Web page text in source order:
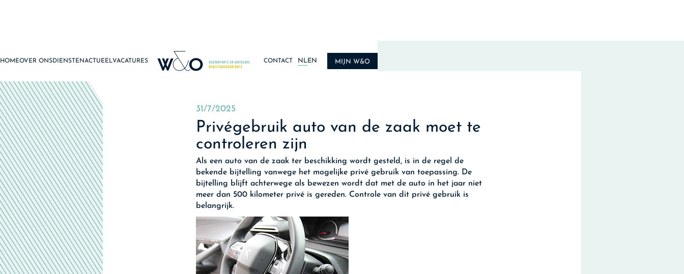
HOMEOVER ONSDIENSTENACTUEELVACATURES CONTACT NL EN MIJN W&O
31/7/2025
Privégebruik auto van de zaak moet te
controleren zijn
Als een auto van de zaak ter beschikking wordt gesteld, is in de regel de
bekende bijtelling vanwege het mogelijke privé gebruik van toepassing. De
bijtelling blijft achterwege als bewezen wordt dat met de auto in het jaar niet
meer dan 500 kilometer privé is gereden. Controle van dit privé gebruik is
belangrijk.